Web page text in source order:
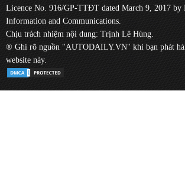
Licence No. 916/GP-TTĐT dated March 9, 2017 by
Information and Communications.
Chịu trách nhiệm nội dung: Trịnh Lê Hùng.
® Ghi rõ nguồn "AUTODAILY.VN" khi bạn phát
website này.